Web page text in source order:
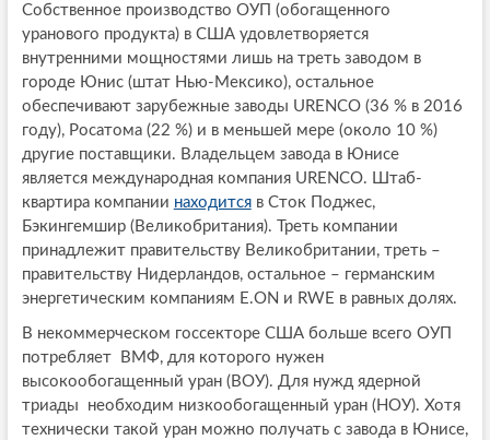
Собственное производство ОУП (обогащенного
уранового продукта) в США удовлетворяется
внутренними мощностями лишь на треть заводом в
городе Юнис (штат Нью-Мексико), остальное
обеспечивают зарубежные заводы URENCO (36 % в 2016
году), Росатома (22 %) и в меньшей мере (около 10 %)
другие поставщики. Владельцем завода в Юнисе
является международная компания URENCO. Штаб-
квартира компании находитсяв Сток Поджес,
Бэкингемшир (Великобритания). Треть компании
принадлежит правительству Великобритании, треть –
правительству Нидерландов, остальное – германским
энергетическим компаниям E.ON и RWE в равных долях.
В некоммерческом госсекторе США больше всего ОУП
потребляет ВМФ, для которого нужен
высокообогащенный уран (ВОУ). Для нужд ядерной
триады необходим низкообогащенный уран (НОУ). Хотя
технически такой уран можно получать с завода в Юнисе,